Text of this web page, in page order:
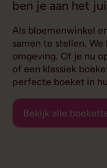
ben je aan het
Als bloemenwinkel
samen te stellen.
omgeving. Of je nu
of een klassiek
perfecte boeket in
Bekijk alle